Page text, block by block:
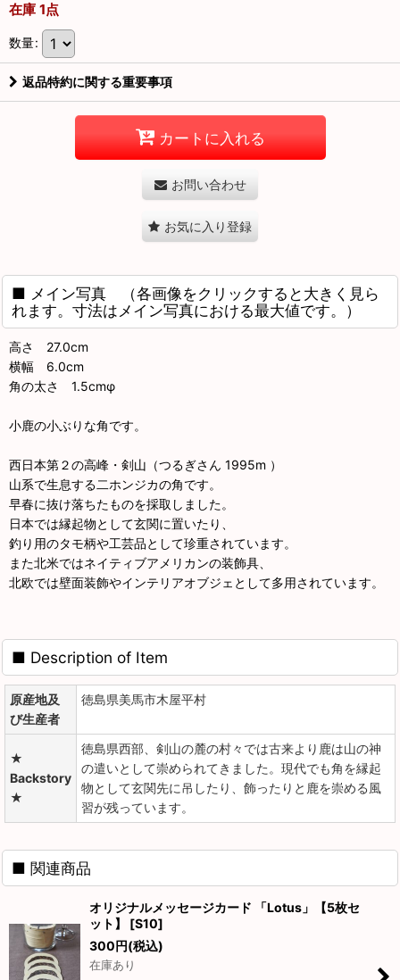
在庫 1点
数量:
返品特約に関する重要事項
カートに入れる
お問い合わせ
お気に入り登録
■ メイン写真 （各画像をクリックすると大きく見ら
れます。寸法はメイン写真における最大値です。）
高さ 27.0cm
横幅 6.0cm
角の太さ 1.5cmφ
小鹿の小ぶりな角です。
西日本第２の高峰・剣山（つるぎさん 1995m ）
山系で生息する二ホンジカの角です。
早春に抜け落ちたものを採取しました。
日本では縁起物として玄関に置いたり、
釣り用のタモ柄や工芸品として珍重されています。
また北米ではネイティブアメリカンの装飾具、
北欧では壁面装飾やインテリアオブジェとして多用されています。
■ Description of Item
原産地及
び生産者
徳島県美馬市木屋平村
★
Backstory
★
徳島県西部、剣山の麓の村々では古来より鹿は山の神
の遣いとして崇められてきました。現代でも角を縁起
物として玄関先に吊したり、飾ったりと鹿を崇める風
習が残っています。
■ 関連商品
オリジナルメッセージカード 「Lotus」【5枚セ
ット】
[S10]
300円(税込)
在庫あり